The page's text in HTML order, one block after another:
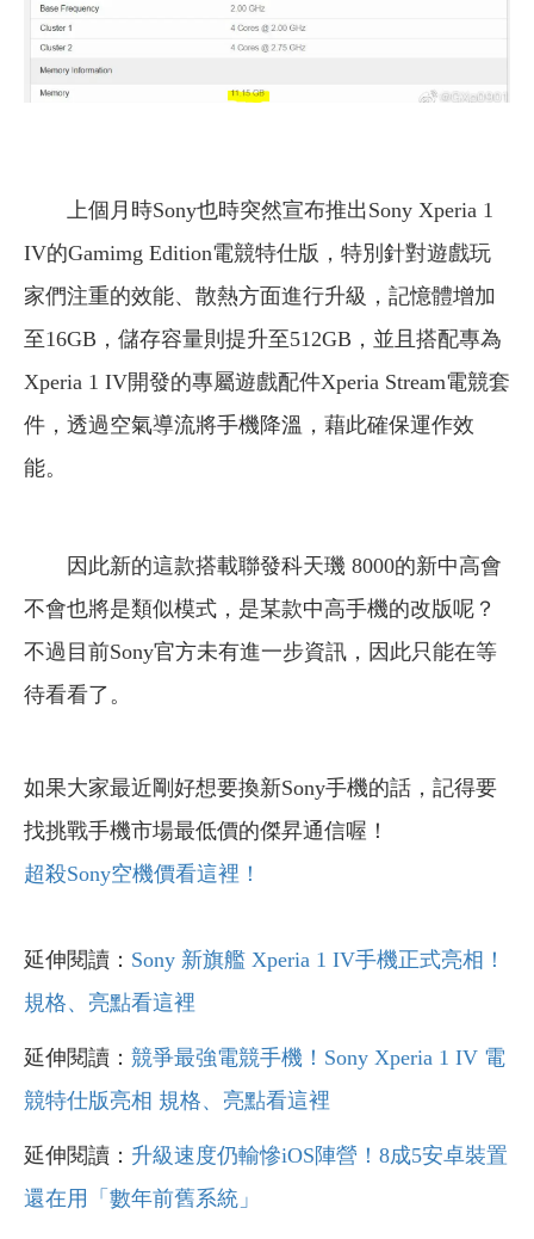
上個月時Sony也時突然宣布推出Sony Xperia 1
IV的Gamimg Edition電競特仕版，特別針對遊戲玩
家們注重的效能、散熱方面進行升級，記憶體增加
至16GB，儲存容量則提升至512GB，並且搭配專為
Xperia 1 IV開發的專屬遊戲配件Xperia Stream電競套
件，透過空氣導流將手機降溫，藉此確保運作效
能。
因此新的這款搭載聯發科天璣 8000的新中高會
不會也將是類似模式，是某款中高手機的改版呢？
不過目前Sony官方未有進一步資訊，因此只能在等
待看看了。
如果大家最近剛好想要換新Sony手機的話，記得要
找挑戰手機市場最低價的傑昇通信喔！
超殺Sony空機價看這裡！
延伸閱讀： Sony 新旗艦 Xperia 1 IV手機正式亮相！
規格、亮點看這裡
延伸閱讀： 競爭最強電競手機！Sony Xperia 1 IV 電
競特仕版亮相 規格、亮點看這裡
延伸閱讀： 升級速度仍輸慘iOS陣營！8成5安卓裝置
還在用「數年前舊系統」